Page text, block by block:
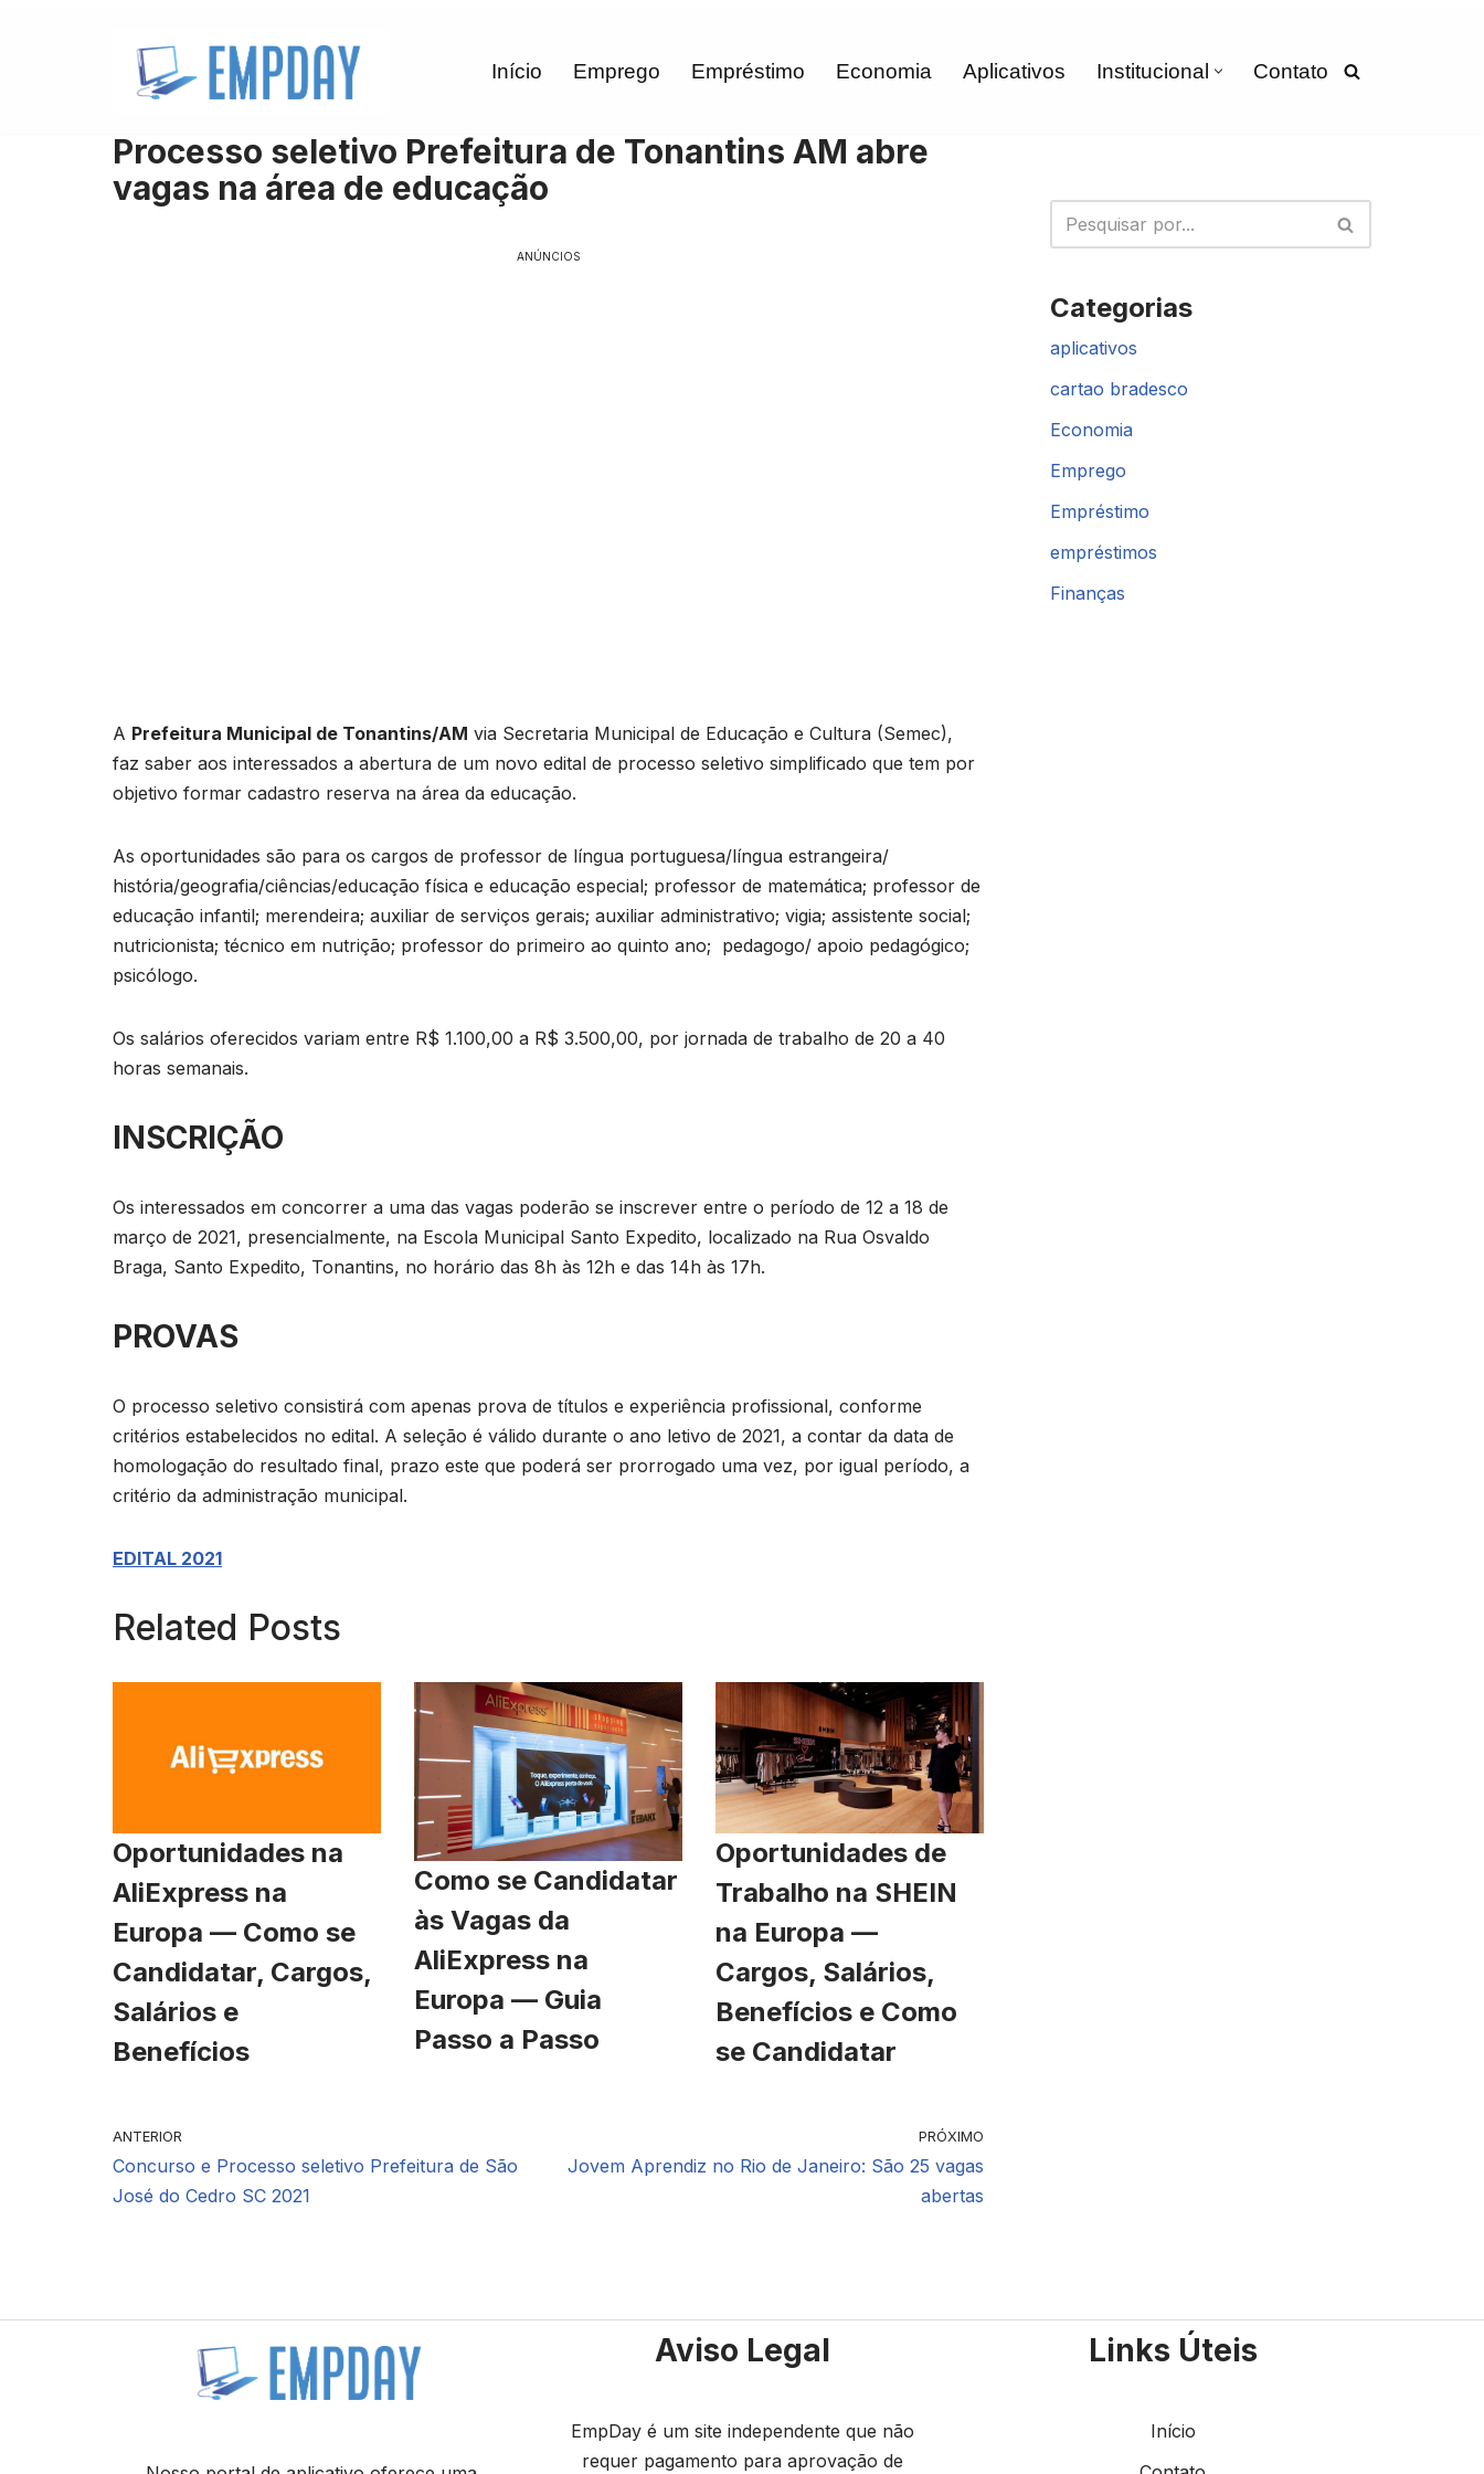
Início Emprego Empréstimo Economia Aplicativos Institucional Contato
Processo seletivo Prefeitura de Tonantins AM abre
vagas na área de educação
ANÚNCIOS
A Prefeitura Municipal de Tonantins/AM via Secretaria Municipal de Educação e Cultura (Semec),
faz saber aos interessados a abertura de um novo edital de processo seletivo simplificado que tem por
objetivo formar cadastro reserva na área da educação.
As oportunidades são para os cargos de professor de língua portuguesa/língua estrangeira/
história/geografia/ciências/educação física e educação especial; professor de matemática; professor de
educação infantil; merendeira; auxiliar de serviços gerais; auxiliar administrativo; vigia; assistente social;
nutricionista; técnico em nutrição; professor do primeiro ao quinto ano; pedagogo/ apoio pedagógico;
psicólogo.
Os salários oferecidos variam entre R$ 1.100,00 a R$ 3.500,00, por jornada de trabalho de 20 a 40
horas semanais.
INSCRIÇÃO
Os interessados em concorrer a uma das vagas poderão se inscrever entre o período de 12 a 18 de
março de 2021, presencialmente, na Escola Municipal Santo Expedito, localizado na Rua Osvaldo
Braga, Santo Expedito, Tonantins, no horário das 8h às 12h e das 14h às 17h.
PROVAS
O processo seletivo consistirá com apenas prova de títulos e experiência profissional, conforme
critérios estabelecidos no edital. A seleção é válido durante o ano letivo de 2021, a contar da data de
homologação do resultado final, prazo este que poderá ser prorrogado uma vez, por igual período, a
critério da administração municipal.
EDITAL 2021
Related Posts
Oportunidades na
AliExpress na
Europa — Como se
Candidatar, Cargos,
Salários e
Benefícios
Como se Candidatar
às Vagas da
AliExpress na
Europa — Guia
Passo a Passo
Oportunidades de
Trabalho na SHEIN
na Europa —
Cargos, Salários,
Benefícios e Como
se Candidatar
ANTERIOR
Concurso e Processo seletivo Prefeitura de São
José do Cedro SC 2021
PRÓXIMO
Jovem Aprendiz no Rio de Janeiro: São 25 vagas
abertas
Categorias
aplicativos
cartao bradesco
Economia
Emprego
Empréstimo
empréstimos
Finanças
Aviso Legal
EmpDay é um site independente que não
requer pagamento para aprovação de
Links Úteis
Início